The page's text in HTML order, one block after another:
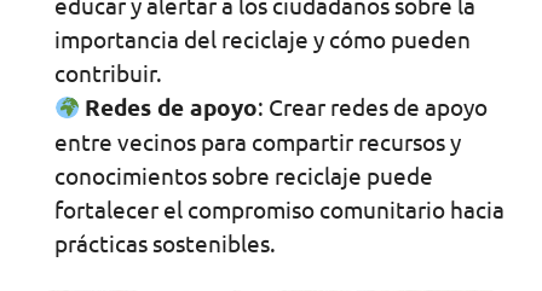
importancia del reciclaje y cómo pueden
contribuir.
Redes de apoyo: Crear redes de apoyo
entre vecinos para compartir recursos y
conocimientos sobre reciclaje puede
fortalecer el compromiso comunitario hacia
prácticas sostenibles.